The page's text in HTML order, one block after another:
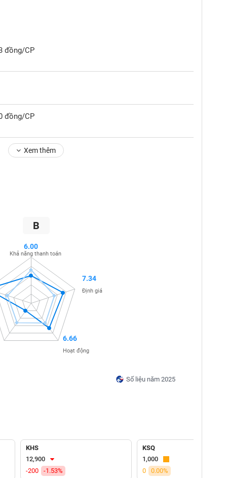
đồng/CP
đồng/CP
Xem thêm
B
Số liệu năm 2025
6.00
Khả năng thanh toán
7.34
Định giá
6.66
Hoạt động
KHS
12,900
-200
-1.53%
KSQ
1,000
0
0.00%